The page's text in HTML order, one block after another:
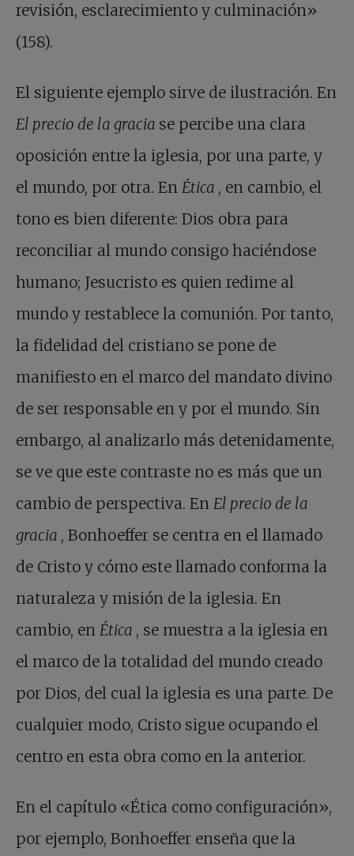
revisión, esclarecimiento y culminación»
(158).
El siguiente ejemplo sirve de ilustración. En
El precio de la gracia se percibe una clara
oposición entre la iglesia, por una parte, y
el mundo, por otra. En Ética , en cambio, el
tono es bien diferente: Dios obra para
reconciliar al mundo consigo haciéndose
humano; Jesucristo es quien redime al
mundo y restablece la comunión. Por tanto,
la fidelidad del cristiano se pone de
manifiesto en el marco del mandato divino
de ser responsable en y por el mundo. Sin
embargo, al analizarlo más detenidamente,
se ve que este contraste no es más que un
cambio de perspectiva. En El precio de la
gracia , Bonhoeffer se centra en el llamado
de Cristo y cómo este llamado conforma la
naturaleza y misión de la iglesia. En
cambio, en Ética , se muestra a la iglesia en
el marco de la totalidad del mundo creado
por Dios, del cual la iglesia es una parte. De
cualquier modo, Cristo sigue ocupando el
centro en esta obra como en la anterior.
En el capítulo «Ética como configuración»,
por ejemplo, Bonhoeffer enseña que la